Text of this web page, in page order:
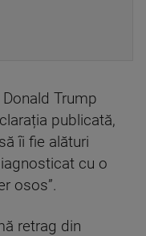
Trump
publicată,
îi fie alături
cu o
osos”.
retrag din